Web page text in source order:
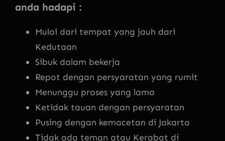
anda hadapi :
Mulai dari tempat yang jauh dari
Kedutaan
Sibuk dalam bekerja
Repot dengan persyaratan yang rumit
Menunggu proses yang lama
Ketidak tauan dengan persyaratan
Pusing dengan kemacetan di Jakarta
Tidak ada teman atau Kerabat di